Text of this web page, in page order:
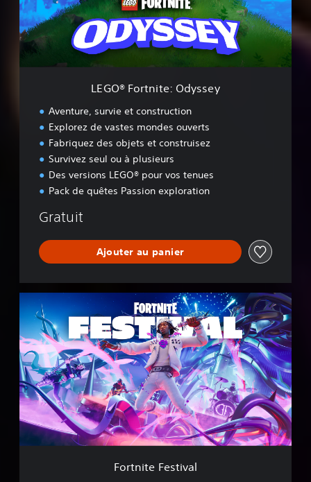
r
t
n
t
LEGO® Fortnite: Odyssey
Aventure, survie et construction
Explorez de vastes mondes ouverts
Fabriquez des objets et construisez
Survivez seul ou à plusieurs
Des versions LEGO® pour vos tenues
Pack de quêtes Passion exploration
Gratuit
Ajouter au panier
r
t
n
i
t
e
F
e
t
Fortnite Festival